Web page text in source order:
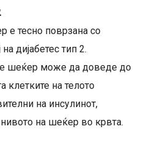
е тесно поврзана со
дијабетес тип 2.
шеќер може да доведе до
клетките на телото
на инсулинот,
на шеќер во крвта.